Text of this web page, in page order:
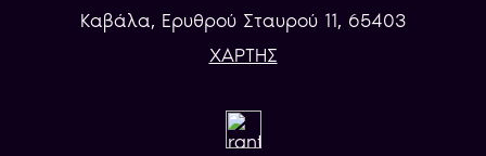
Καβάλα, Eρυθρού Σταυρού 11, 65403
ΧΑΡΤΗΣ